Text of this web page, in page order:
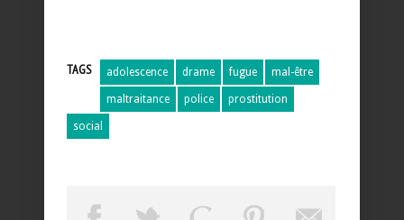
TAGS adolescence drame fugue mal-être
maltraitance police prostitution
social